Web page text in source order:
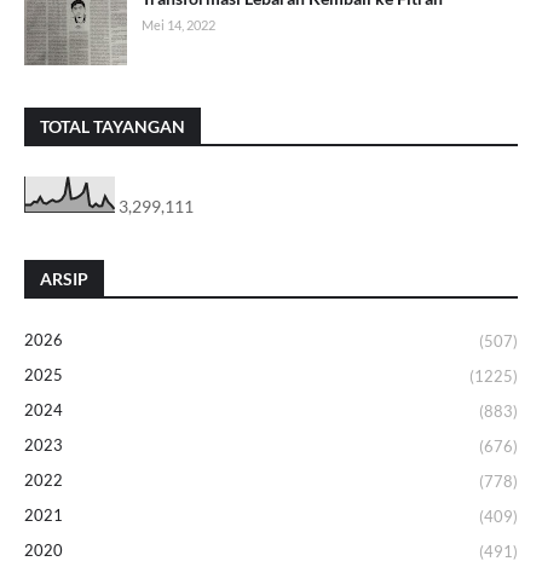
Mei 14, 2022
TOTAL TAYANGAN
3,299,111
ARSIP
2026
(507)
2025
(1225)
2024
(883)
2023
(676)
2022
(778)
2021
(409)
2020
(491)